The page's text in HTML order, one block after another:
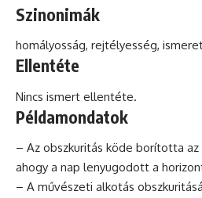
Szinonimák
homályosság, rejtélyesség,
Ellentéte
Nincs ismert ellentéte.
Példamondatok
– Az obszkuritás köde borította
ahogy a nap lenyugodott a
– A művészeti alkotás